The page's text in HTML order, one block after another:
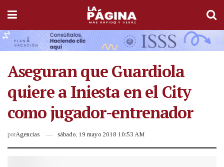
Aseguran que Guardiola
quiere a Iniesta en el City
como jugador-entrenador
porAgencias sábado, 19 mayo 2018 10:53 AM